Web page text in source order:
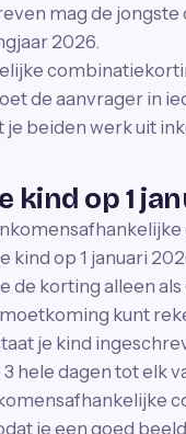
mag de
2026.
de aanvrager in
je beiden werk uit
kind op 1
kind op 1 januari
de korting alleen
kunt
je kind
hele dagen tot elk
je een goed